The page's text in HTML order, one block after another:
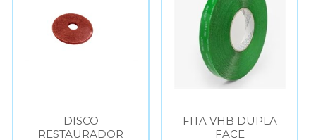
DISCO
RESTAURADOR
FITA VHB DUPLA
FACE